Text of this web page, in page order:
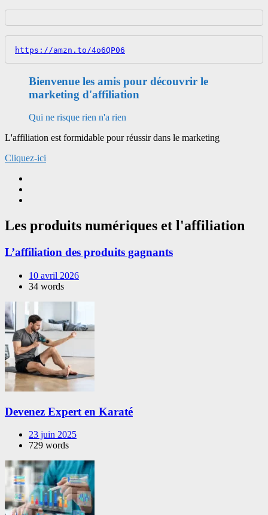
https://amzn.to/4o6QP06
Bienvenue les amis pour découvrir le
marketing d'affiliation
Qui ne risque rien n'a rien
L'affiliation est formidable pour réussir dans le marketing
Cliquez-ici
Les produits numériques et l'affiliation
L’affiliation des produits gagnants
10 avril 2026
34 words
Devenez Expert en Karaté
23 juin 2025
729 words